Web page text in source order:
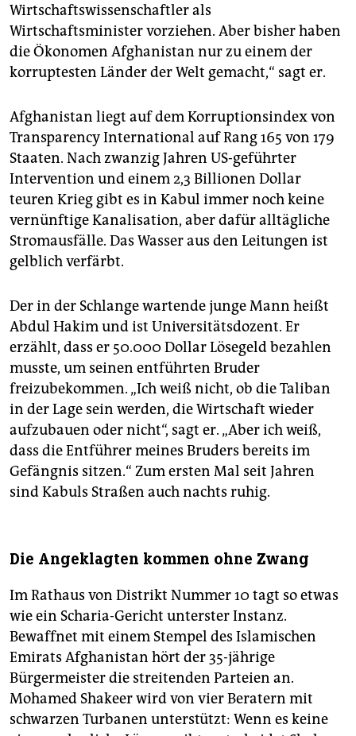
Wirtschaftswissenschaftler als
Wirtschaftsminister vorziehen. Aber bisher haben
die Ökonomen Afghanistan nur zu einem der
korruptesten Länder der Welt gemacht,“ sagt er.
Afghanistan liegt auf dem Korruptionsindex von
Transparency International auf Rang 165 von 179
Staaten. Nach zwanzig Jahren US-geführter
Intervention und einem 2,3 Billionen Dollar
teuren Krieg gibt es in Kabul immer noch keine
vernünftige Kanalisation, aber dafür alltägliche
Stromausfälle. Das Wasser aus den Leitungen ist
gelblich verfärbt.
Der in der Schlange wartende junge Mann heißt
Abdul Hakim und ist Universitätsdozent. Er
erzählt, dass er 50.000 Dollar Lösegeld bezahlen
musste, um seinen entführten Bruder
freizubekommen. „Ich weiß nicht, ob die Taliban
in der Lage sein werden, die Wirtschaft wieder
aufzubauen oder nicht“, sagt er. „Aber ich weiß,
dass die Entführer meines Bruders bereits im
Gefängnis sitzen.“ Zum ersten Mal seit Jahren
sind Kabuls Straßen auch nachts ruhig.
Die Angeklagten kommen ohne Zwang
Im Rathaus von Distrikt Nummer 10 tagt so etwas
wie ein Scharia-Gericht unterster Instanz.
Bewaffnet mit einem Stempel des Islamischen
Emirats Afghanistan hört der 35-jährige
Bürgermeister die streitenden Parteien an.
Mohamed Shakeer wird von vier Beratern mit
schwarzen Turbanen unterstützt: Wenn es keine